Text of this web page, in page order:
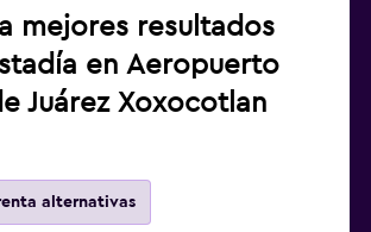
mejores resultados
en Aeropuerto
Juárez Xoxocotlan
alternativas